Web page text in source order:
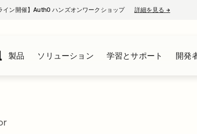
イン開催】Auth0 ハンズオンワークショップ 詳細を見る →新しいタ
製品 ソリューション 学習とサポート 開発